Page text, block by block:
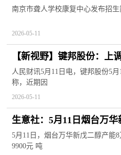
南京市聋人学校康复中心发布招生
2026-05-11
【新视野】键邦股份：上
人民财讯5月11日电，键邦股份5
称，近期因
2026-05-11
生意社：5月11日烟台万
焦点
5月11日，烟台万华新戊二醇产能
9900元 吨